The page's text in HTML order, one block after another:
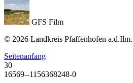
GFS Film
© 2026 Landkreis Pfaffenhofen
Seitenanfang
30
16569--1156368248-0